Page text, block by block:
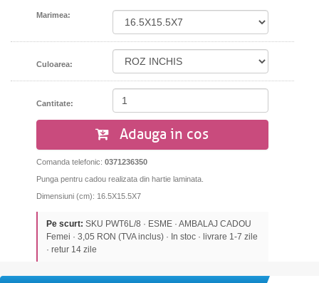
Marimea:
Culoarea:
Cantitate:
Adauga in cos
Comanda telefonic: 0371236350
Punga pentru cadou realizata din hartie laminata.
Dimensiuni (cm): 16.5X15.5X7
Pe scurt: SKU PWT6L/8 · ESME · AMBALAJ CADOU
Femei · 3,05 RON (TVA inclus) · In stoc · livrare 1-7 zile
· retur 14 zile